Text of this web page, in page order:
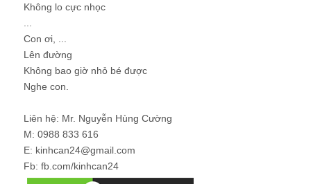
Không lo cực nhọc
Con ơi, ...
Lên đường
Không bao giờ nhỏ bé được
Nghe con.
Liên hệ: Mr. Nguyễn Hùng Cường
M: 0988 833 616
E: kinhcan24@gmail.com
Fb: fb.com/kinhcan24